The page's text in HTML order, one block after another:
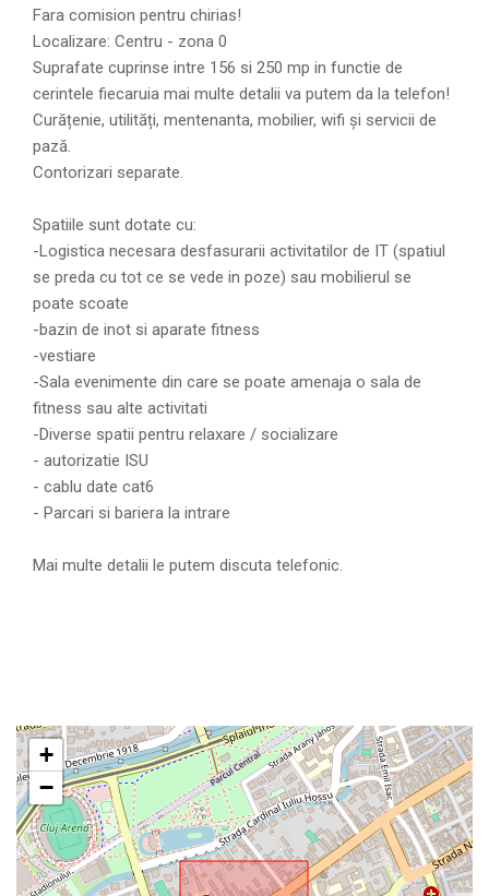
Fara comision pentru chirias!
Localizare: Centru - zona 0
Suprafate cuprinse intre 156 si 250 mp in functie de
cerintele fiecaruia mai multe detalii va putem da la telefon!
Curățenie, utilități, mentenanta, mobilier, wifi și servicii de
pază.
Contorizari separate.
Spatiile sunt dotate cu:
-Logistica necesara desfasurarii activitatilor de IT (spatiul
se preda cu tot ce se vede in poze) sau mobilierul se
poate scoate
-bazin de inot si aparate fitness
-vestiare
-Sala evenimente din care se poate amenaja o sala de
fitness sau alte activitati
-Diverse spatii pentru relaxare / socializare
- autorizatie ISU
- cablu date cat6
- Parcari si bariera la intrare
Mai multe detalii le putem discuta telefonic.
+
−